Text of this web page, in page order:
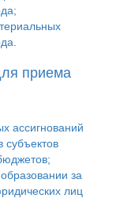
приема
ассигнований
за
лиц